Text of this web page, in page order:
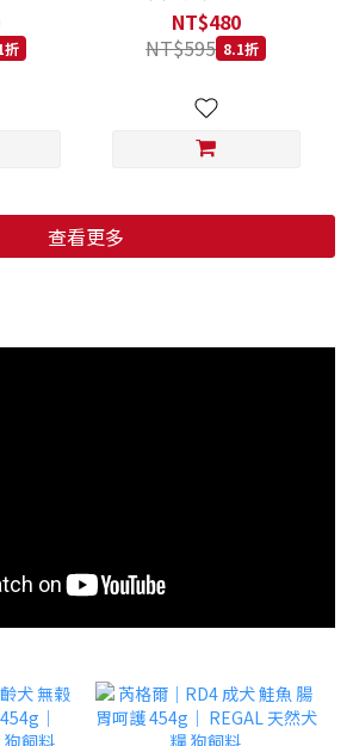
800G
折
羊肉藍莓 小顆粒 800G
NT$480
NT$595 8.1折
查看更多